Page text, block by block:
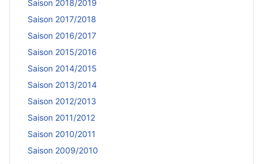
Saison 2018/2019
Saison 2017/2018
Saison 2016/2017
Saison 2015/2016
Saison 2014/2015
Saison 2013/2014
Saison 2012/2013
Saison 2011/2012
Saison 2010/2011
Saison 2009/2010